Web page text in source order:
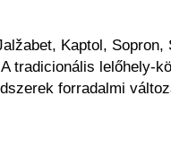
Kaptol,
tradicionális lelőhely-
forradalmi